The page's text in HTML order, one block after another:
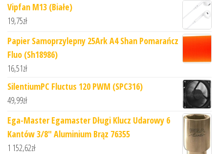
Vipfan M13 (Białe)
19,75zł
Papier Samoprzylepny 25Ark A4 Shan Pomarańcz
Fluo (Sh18986)
16,51zł
SilentiumPC Fluctus 120 PWM (SPC316)
49,99zł
Ega-Master Egamaster Długi Klucz Udarowy 6
Kantów 3/8" Aluminium Brąz 76355
1 152,62zł